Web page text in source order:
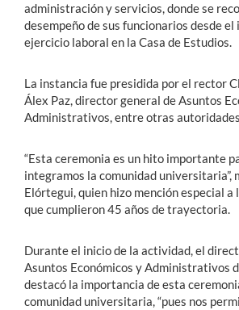
administración y servicios, donde se
desempeño de sus funcionarios desde el
ejercicio laboral en la Casa de Estudios.
La instancia fue presidida por el rector
Álex Paz, director general de Asuntos
Administrativos, entre otras
“Esta ceremonia es un hito importante
integramos la comunidad universitaria”,
Elórtegui, quien hizo mención especial a
que cumplieron 45 años de trayectoria.
Durante el inicio de la actividad, el
Asuntos Económicos y Administrativos
destacó la importancia de esta
comunidad universitaria, “pues nos